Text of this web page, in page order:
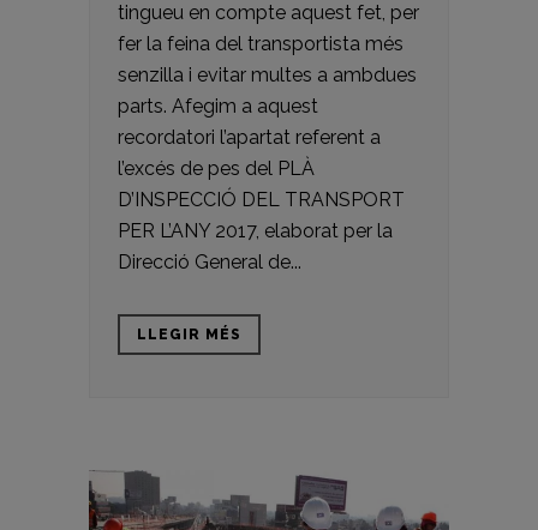
tingueu en compte aquest fet, per
fer la feina del transportista més
senzilla i evitar multes a ambdues
parts. Afegim a aquest
recordatori l’apartat referent a
l’excés de pes del PLÀ
D’INSPECCIÓ DEL TRANSPORT
PER L’ANY 2017, elaborat per la
Direcció General de...
LLEGIR MÉS